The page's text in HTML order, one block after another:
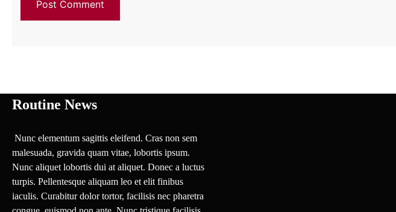
Routine News
Nunc elementum sagittis eleifend. Cras non sem
malesuada, gravida quam vitae, lobortis ipsum.
Nunc aliquet lobortis dui at aliquet. Donec a luctus
turpis. Pellentesque aliquam leo et elit finibus
iaculis. Curabitur dolor tortor, facilisis nec pharetra